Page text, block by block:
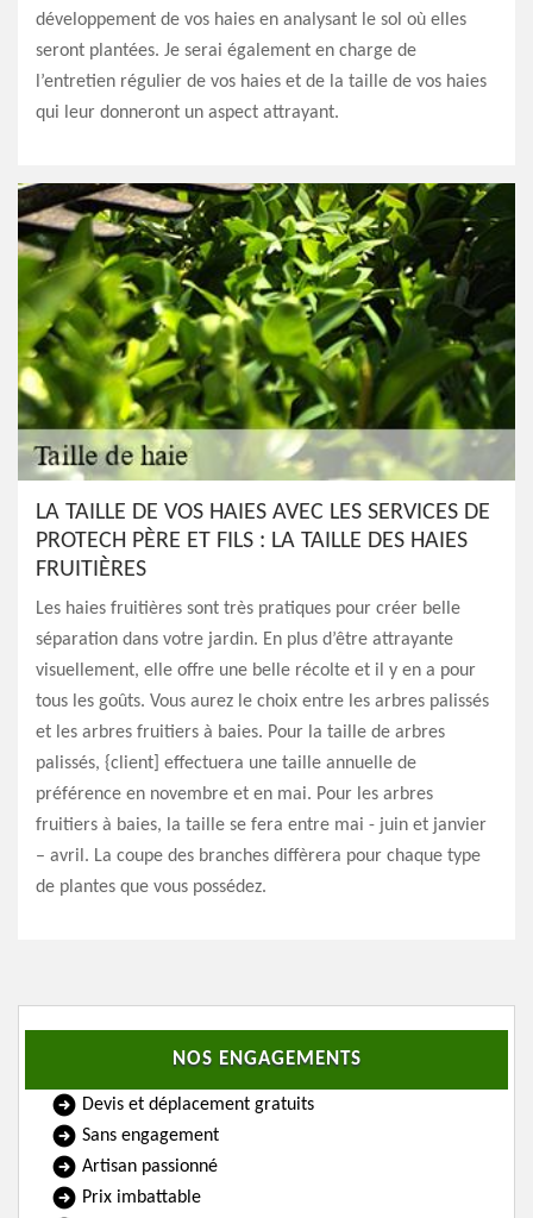
développement de vos haies en analysant le sol où elles
seront plantées. Je serai également en charge de
l’entretien régulier de vos haies et de la taille de vos haies
qui leur donneront un aspect attrayant.
LA TAILLE DE VOS HAIES AVEC LES SERVICES DE
PROTECH PÈRE ET FILS : LA TAILLE DES HAIES
FRUITIÈRES
Les haies fruitières sont très pratiques pour créer belle
séparation dans votre jardin. En plus d’être attrayante
visuellement, elle offre une belle récolte et il y en a pour
tous les goûts. Vous aurez le choix entre les arbres palissés
et les arbres fruitiers à baies. Pour la taille de arbres
palissés, {client] effectuera une taille annuelle de
préférence en novembre et en mai. Pour les arbres
fruitiers à baies, la taille se fera entre mai - juin et janvier
– avril. La coupe des branches diffèrera pour chaque type
de plantes que vous possédez.
NOS ENGAGEMENTS
Devis et déplacement gratuits
Sans engagement
Artisan passionné
Prix imbattable